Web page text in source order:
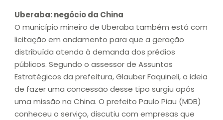
Uberaba: negócio da China
O município mineiro de Uberaba também está com
licitação em andamento para que a geração
distribuída atenda à demanda dos prédios
públicos. Segundo o assessor de Assuntos
Estratégicos da prefeitura, Glauber Faquineli, a ideia
de fazer uma concessão desse tipo surgiu após
uma missão na China. O prefeito Paulo Piau (MDB)
conheceu o serviço, discutiu com empresas que